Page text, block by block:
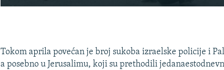
Tokom aprila povećan je broj sukoba izraelske policije i
a posebno u Jerusalimu, koji su prethodili